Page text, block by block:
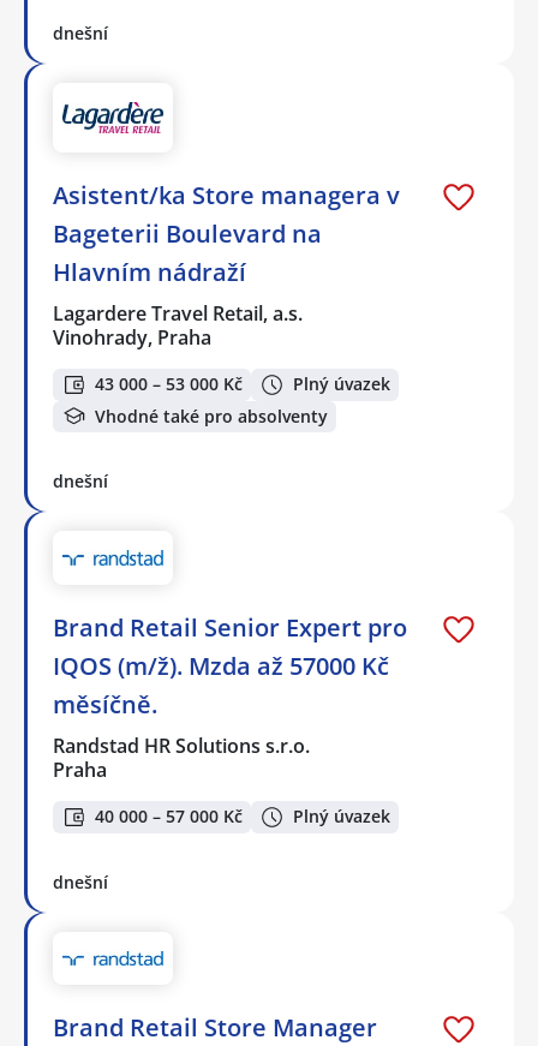
dnešní
Asistent/ka Store managera v
Bageterii Boulevard na
Hlavním nádraží
Lagardere Travel Retail, a.s.
Vinohrady, Praha
43 000 – 53 000 Kč
Plný úvazek
Vhodné také pro absolventy
dnešní
Brand Retail Senior Expert pro
IQOS (m/ž). Mzda až 57000 Kč
měsíčně.
Randstad HR Solutions s.r.o.
Praha
40 000 – 57 000 Kč Plný úvazek
dnešní
Brand Retail Store Manager